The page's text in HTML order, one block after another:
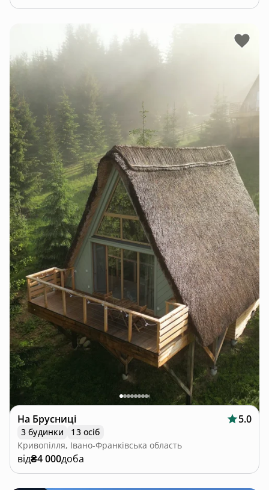
На Брусниці 5.0
3 будинки
13 осіб
Кривопілля, Івано-Франківська область
від₴4 000доба